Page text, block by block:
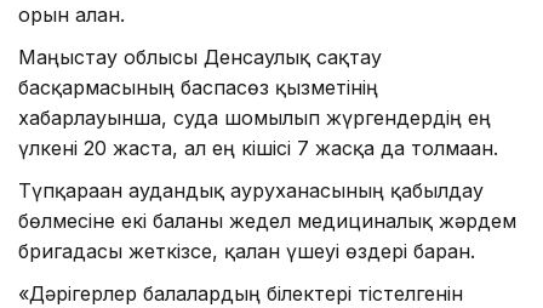
орын алған.
Маңғыстау облысы Денсаулық сақтау
басқармасының баспасөз қызметінің
хабарлауынша, суда шомылып жүргендердің ең
үлкені 20 жаста, ал ең кішісі 7 жасқа да толмаған.
Түпқараған аудандық ауруханасының қабылдау
бөлмесіне екі баланы жедел медициналық жәрдем
бригадасы жеткізсе, қалған үшеуі өздері барған.
«Дәрігерлер балалардың білектері тістелгенін